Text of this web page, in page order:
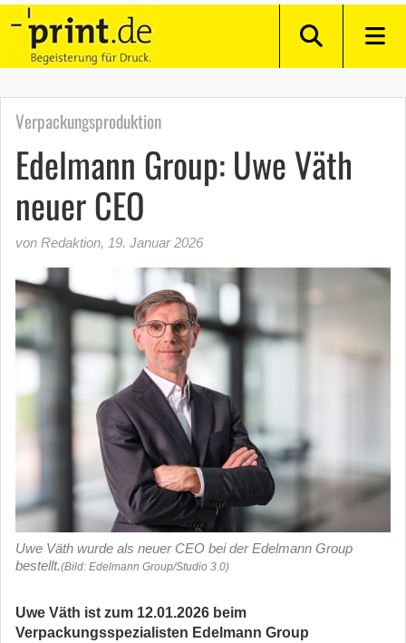
Verpackungsproduktion
Edelmann Group: Uwe Väth
neuer CEO
von Redaktion, 19. Januar 2026
Uwe Väth wurde als neuer CEO bei der Edelmann Group
bestellt.(Bild: Edelmann Group/Studio 3.0)
Uwe Väth ist zum 12.01.2026 beim
Verpackungsspezialisten Edelmann Group